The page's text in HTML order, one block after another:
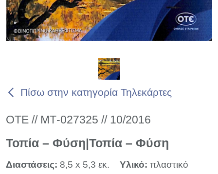
Πίσω στην κατηγορία Τηλεκάρτες
ΟΤΕ // ΜΤ-027325 // 10/2016
Τοπία – Φύση|Τοπία – Φύση
Διαστάσεις: 8,5 x 5,3 εκ. Υλικό: πλαστικό